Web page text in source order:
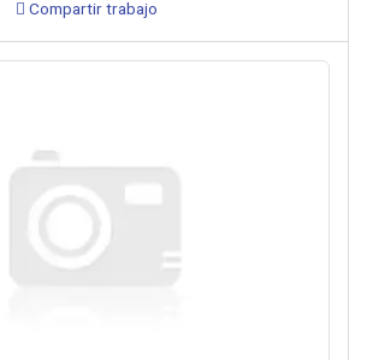
Compartir trabajo